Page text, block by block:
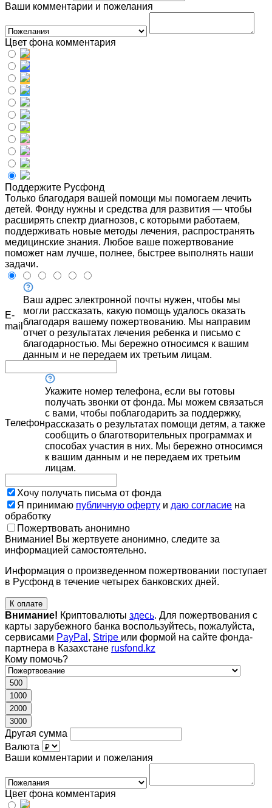
Ваши комментарии и пожелания
Цвет фона комментария
Поддержите Русфонд
Только благодаря вашей помощи мы помогаем лечить
детей. Фонду нужны и средства для развития — чтобы
расширять спектр диагнозов, с которыми работаем,
поддерживать новые методы лечения, распространять
медицинские знания. Любое ваше пожертвование
поможет нам лучше, полнее, быстрее выполнять наши
задачи.
E-
mail
Ваш адрес электронной почты нужен, чтобы мы
могли рассказать, какую помощь удалось оказать
благодаря вашему пожертвованию. Мы направим
отчет о результатах лечения ребенка и письмо с
благодарностью. Мы бережно относимся к вашим
данным и не передаем их третьим лицам.
Телефон
Укажите номер телефона, если вы готовы
получать звонки от фонда. Мы можем связаться
с вами, чтобы поблагодарить за поддержку,
рассказать о результатах помощи детям, а также
сообщить о благотворительных программах и
способах участия в них. Мы бережно относимся
к вашим данным и не передаем их третьим
лицам.
Хочу получать письма от фонда
Я принимаю публичную оферту и даю согласие на
обработку
Пожертвовать анонимно
Внимание! Вы жертвуете анонимно, следите за
информацией самостоятельно.
Информация о произведенном пожертвовании поступает
в Русфонд в течение четырех банковских дней.
К оплате
Внимание! Криптовалюты здесь. Для пожертвования с
карты зарубежного банка воспользуйтесь, пожалуйста,
сервисами PayPal , Stripe или формой на сайте фонда-
партнера в Казахстане rusfond.kz
Кому помочь?
500
1000
2000
3000
Другая сумма
Валюта
Ваши комментарии и пожелания
Цвет фона комментария